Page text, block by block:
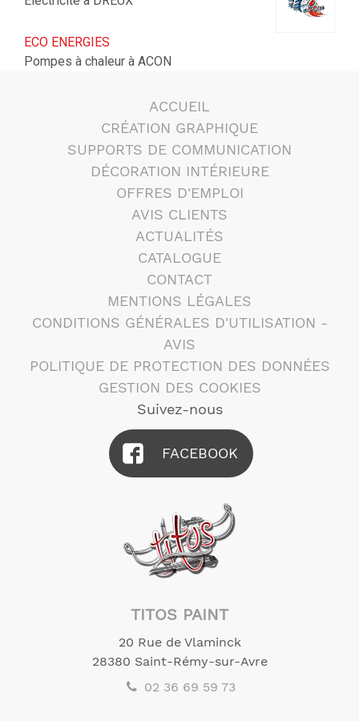
ECO ENERGIES
Pompes à chaleur à ACON
ACCUEIL
CRÉATION GRAPHIQUE
SUPPORTS DE COMMUNICATION
DÉCORATION INTÉRIEURE
OFFRES D'EMPLOI
AVIS CLIENTS
ACTUALITÉS
CATALOGUE
CONTACT
MENTIONS LÉGALES
CONDITIONS GÉNÉRALES D'UTILISATION -
AVIS
POLITIQUE DE PROTECTION DES DONNÉES
GESTION DES COOKIES
Suivez-nous
FACEBOOK
TITOS PAINT
20 Rue de Vlaminck
28380 Saint-Rémy-sur-Avre
02 36 69 59 73